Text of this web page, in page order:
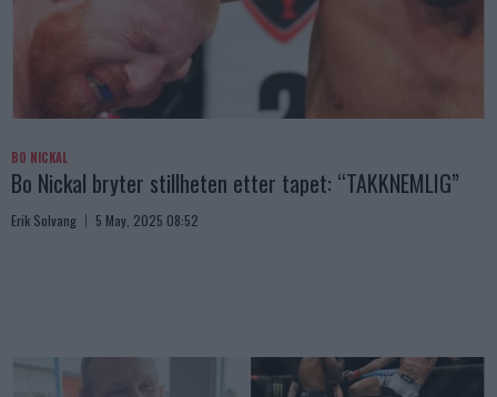
BO NICKAL
Bo Nickal bryter stillheten etter tapet: “TAKKNEMLIG”
Erik Solvang 5 May, 2025 08:52